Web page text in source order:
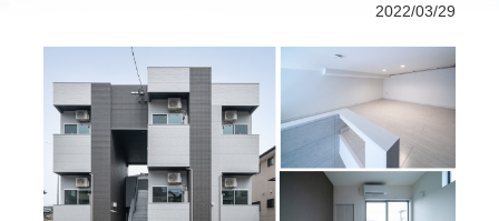
2022/03/29